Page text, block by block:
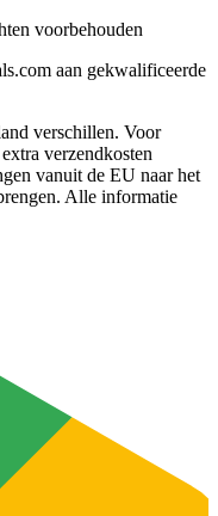
voorbehouden
aan gekwalificeerde
verschillen. Voor
verzendkosten
vanuit de EU naar het
Alle informatie